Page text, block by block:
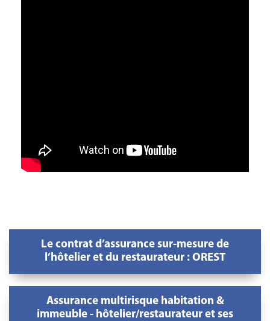
Le contrat d’assurance sur-mesure de
l’hôtelier et du restaurateur : OREST
Assurance multirisque habitation &
immeuble - hôtelier/restaurateur et ses